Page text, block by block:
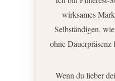
wirksames
Selbständigen,
ohne
Wenn du lieber